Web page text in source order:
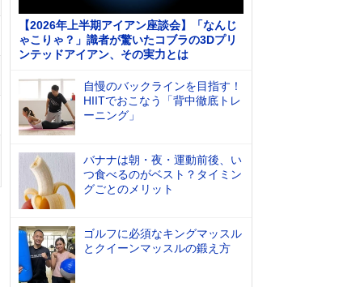
【2026年上半期アイアン座談会】「なんじ
ゃこりゃ？」識者が驚いたコブラの3Dプリ
ンテッドアイアン、その実力とは
自慢のバックラインを目指す！
HIITでおこなう「背中徹底トレ
ーニング」
バナナは朝・夜・運動前後、い
つ食べるのがベスト？タイミン
グごとのメリット
ゴルフに必須なキングマッスル
とクイーンマッスルの鍛え方